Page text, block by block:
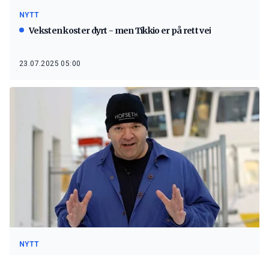
NYTT
Veksten koster dyrt - men Tikkio er på rett vei
23.07.2025 05:00
NYTT